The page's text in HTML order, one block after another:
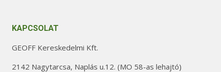
KAPCSOLAT
GEOFF Kereskedelmi Kft.
2142 Nagytarcsa, Naplás u.12. (MO 58-as lehajtó)